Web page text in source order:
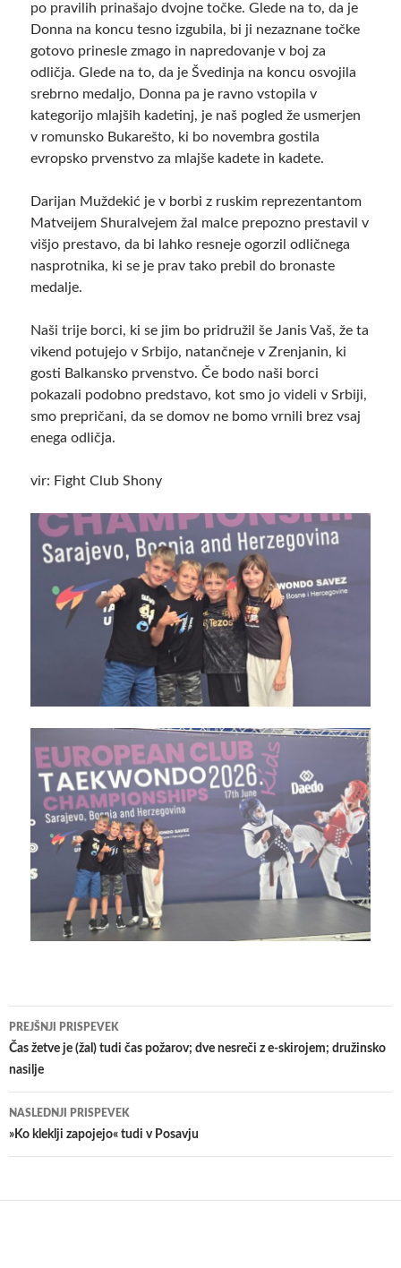
po pravilih prinašajo dvojne točke. Glede na to, da je
Donna na koncu tesno izgubila, bi ji nezaznane točke
gotovo prinesle zmago in napredovanje v boj za
odličja. Glede na to, da je Švedinja na koncu osvojila
srebrno medaljo, Donna pa je ravno vstopila v
kategorijo mlajših kadetinj, je naš pogled že usmerjen
v romunsko Bukarešto, ki bo novembra gostila
evropsko prvenstvo za mlajše kadete in kadete.
Darijan Muždekić je v borbi z ruskim reprezentantom
Matveijem Shuralvejem žal malce prepozno prestavil v
višjo prestavo, da bi lahko resneje ogorzil odličnega
nasprotnika, ki se je prav tako prebil do bronaste
medalje.
Naši trije borci, ki se jim bo pridružil še Janis Vaš, že ta
vikend potujejo v Srbijo, natančneje v Zrenjanin, ki
gosti Balkansko prvenstvo. Če bodo naši borci
pokazali podobno predstavo, kot smo jo videli v Srbiji,
smo prepričani, da se domov ne bomo vrnili brez vsaj
enega odličja.
vir: Fight Club Shony
Krmarjenje
po
prispevkih
PREJŠNJI PRISPEVEK
Čas žetve je (žal) tudi čas požarov; dve nesreči z e-skirojem; družinsko
nasilje
NASLEDNJI PRISPEVEK
​»Ko kleklji zapojejo« tudi v Posavju